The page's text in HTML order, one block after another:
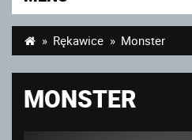
Rękawice Monster
MONSTER